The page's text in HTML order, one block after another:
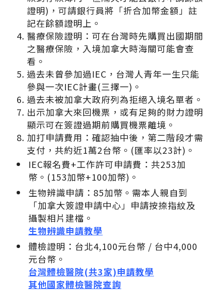
證明)，可請銀行員將「折合加幣金額」註
記在餘額證明上。
醫療保險證明：可在台灣時先購買出國期間
之醫療保險，入境加拿大時海關可能會查
看。
過去未曾參加過IEC，台灣人青年一生只能
參與一次IEC計畫(三擇一)。
過去未被加拿大政府列為拒絕入境名單者。
出示加拿大來回機票，或有足夠的財力證明
顯示可在簽證過期前購買機票離境。
加打申請費用：確認抽中後，第二階段才需
支付，共約近1萬2台幣。(匯率以23計)。
IEC報名費+工作許可申請費：共253加
幣。(153加幣+100加幣)。
生物辨識申請：85加幣。需本人親自到
「加拿大簽證申請中心」申請按捺指紋及
攝製相片建檔。
生物辨識申請教學
體檢證明：台北4,100元台幣 / 台中4,000
元台幣。
台灣體檢醫院(共3家)申請教學
其他國家體檢醫院查詢